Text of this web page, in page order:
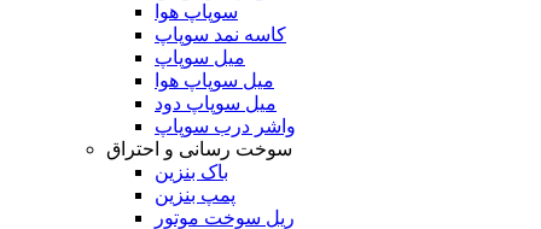
سوپاپ هوا
کاسه نمد سوپاپ
میل سوپاپ
میل سوپاپ هوا
میل سوپاپ دود
واشر درب سوپاپ
سوخت رسانی و احتراق
باک بنزین
پمپ بنزین
ریل سوخت موتور